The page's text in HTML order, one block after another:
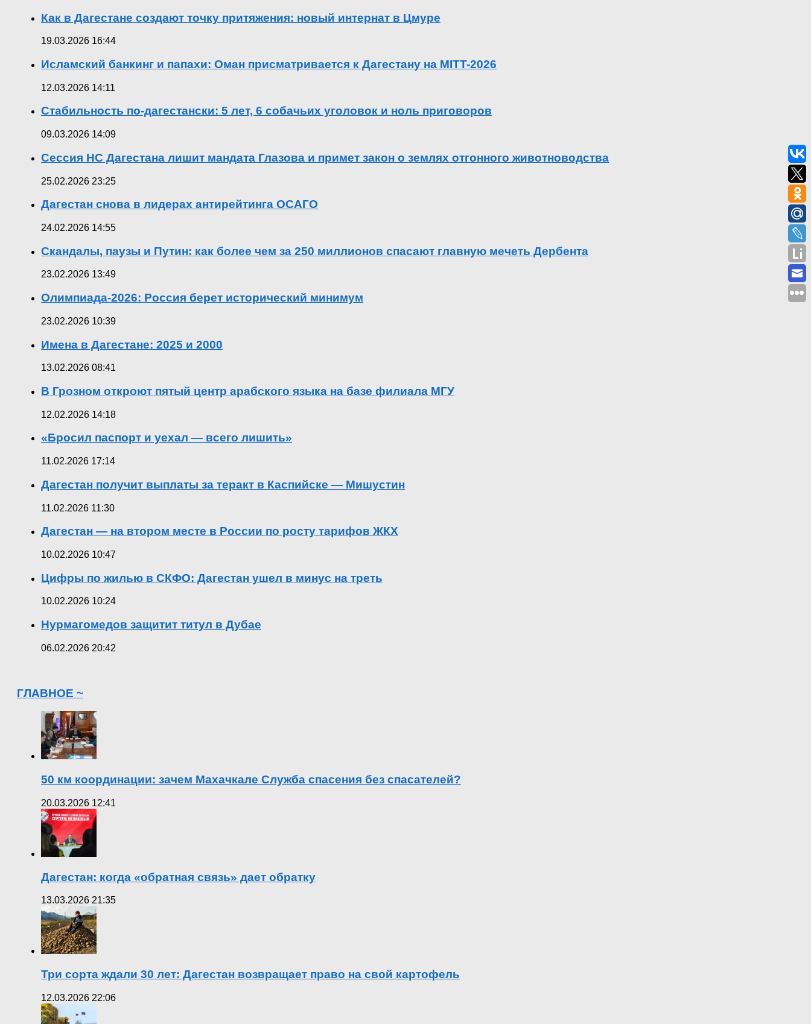
Как в Дагестане создают точку притяжения: новый интернат в Цмуре
19.03.2026 16:44
Исламский банкинг и папахи: Оман присматривается к Дагестану на MITT-2026
12.03.2026 14:11
Стабильность по-дагестански: 5 лет, 6 собачьих уголовок и ноль приговоров
09.03.2026 14:09
Сессия НС Дагестана лишит мандата Глазова и примет закон о землях отгонного животноводства
25.02.2026 23:25
Дагестан снова в лидерах антирейтинга ОСАГО
24.02.2026 14:55
Скандалы, паузы и Путин: как более чем за 250 миллионов спасают главную мечеть Дербента
23.02.2026 13:49
Олимпиада-2026: Россия берет исторический минимум
23.02.2026 10:39
Имена в Дагестане: 2025 и 2000
13.02.2026 08:41
В Грозном откроют пятый центр арабского языка на базе филиала МГУ
12.02.2026 14:18
«Бросил паспорт и уехал — всего лишить»
11.02.2026 17:14
Дагестан получит выплаты за теракт в Каспийске — Мишустин
11.02.2026 11:30
Дагестан — на втором месте в России по росту тарифов ЖКХ
10.02.2026 10:47
Цифры по жилью в СКФО: Дагестан ушел в минус на треть
10.02.2026 10:24
Нурмагомедов защитит титул в Дубае
06.02.2026 20:42
ГЛАВНОЕ ~
50 км координации: зачем Махачкале Служба спасения без спасателей?
20.03.2026 12:41
Дагестан: когда «обратная связь» дает обратку
13.03.2026 21:35
Три сорта ждали 30 лет: Дагестан возвращает право на свой картофель
12.03.2026 22:06